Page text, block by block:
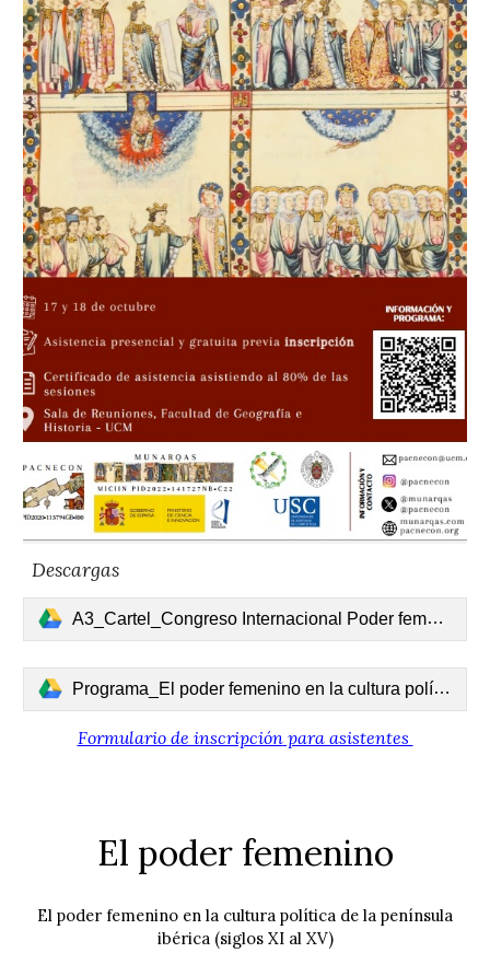
Descargas
A3_Cartel_Congreso Internacional Poder femenino (1).pdf
Programa_El poder femenino en la cultura política de la Península Ibérica. Siglos XI - XV (4).pdf
Formulario de inscripciónpara asistentes
El poder femenino
El poder femenino en la cultura política de la península
ibérica (siglos XI al XV)